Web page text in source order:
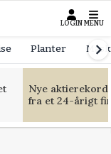
LOGIN MENU
Planter
Nye
fra et 24-årigt